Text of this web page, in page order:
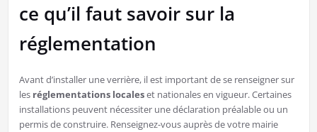
ce qu’il faut savoir sur la
réglementation
Avant d’installer une verrière, il est important de se renseigner sur
les réglementations localeset nationales en vigueur. Certaines
installations peuvent nécessiter une déclaration préalable ou un
permis de construire. Renseignez-vous auprès de votre mairie